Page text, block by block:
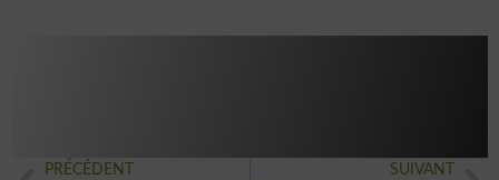
PRÉCÉDENT SUIVANT